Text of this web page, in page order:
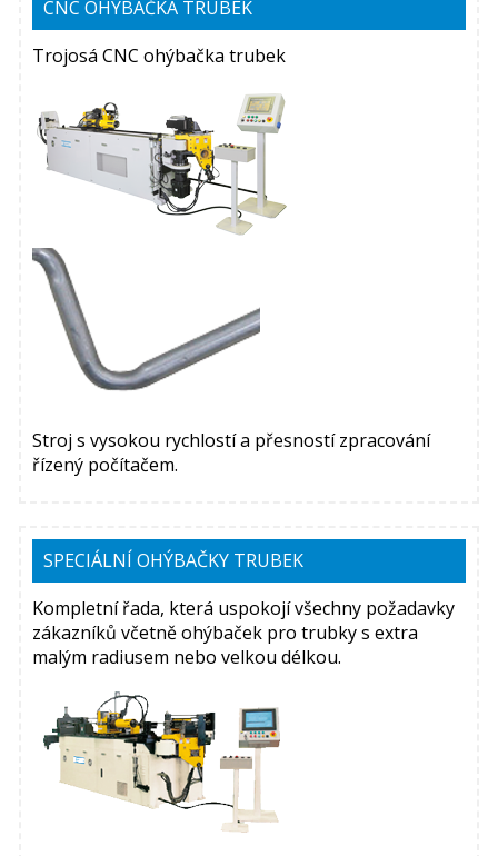
CNC OHÝBAČKA TRUBEK
Trojosá CNC ohýbačka trubek
Stroj s vysokou rychlostí a přesností zpracování
řízený počítačem.
SPECIÁLNÍ OHÝBAČKY TRUBEK
Kompletní řada, která uspokojí všechny požadavky
zákazníků včetně ohýbaček pro trubky s extra
malým radiusem nebo velkou délkou.